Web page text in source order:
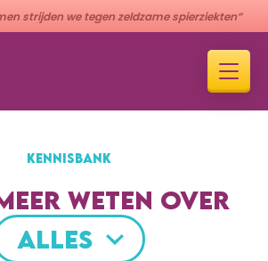
strijden we tegen zeldzame spierziekten”
KENNISBANK
WETEN OVER
ALLES